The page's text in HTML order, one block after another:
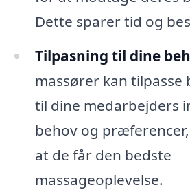
Dette sparer tid og
Tilpasning til dine
massører kan
til dine medarbejders
behov og
at de får den bedste
massageoplevelse.